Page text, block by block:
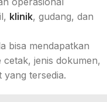
klinik, gudang, dan
bisa mendapatkan
jenis dokumen,
tersedia.